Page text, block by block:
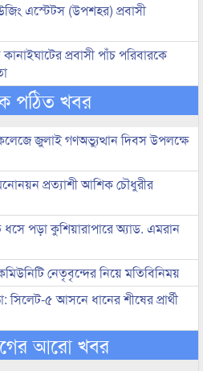
এস্টেটস (উপশহর) প্রবাসী
প্রবাসী পাঁচ পরিবারকে
পঠিত খবর
জুলাই গণঅভ্যুত্থান দিবস উপলক্ষে
প্রত্যাশী আশিক চৌধুরীর
ধসে পড়া কুশিয়ারাপারে অ্যাড. এমরান
নেতৃবৃন্দের নিয়ে মতিবিনিময়
৫ আসনে ধানের শীষের প্রার্থী
আরো খবর